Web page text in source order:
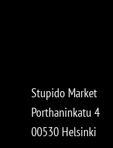
Stupido Market
Porthaninkatu 4
00530 Helsinki